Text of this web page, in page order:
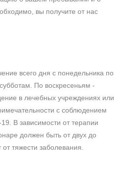
вы получите от нас
всего дня с понедельника по
По воскресеньям -
в лечебных учреждениях или
с соблюдением
В зависимости от терапии
должен быть от двух до
тяжести заболевания.